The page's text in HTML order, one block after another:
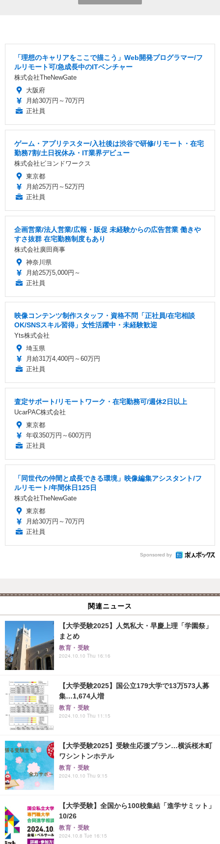
「理想のキャリアをここで描こう」Web開発プログラマー/フ
ルリモート可/急成長中のITベンチャー
株式会社TheNewGate
大阪府
月給30万円～70万円
正社員
ゲーム・アプリテスター/入社後は渋谷で研修/リモート・在宅
勤務7割/土日祝休み・IT業界デビュー
株式会社ビヨンドワークス
東京都
月給25万円～52万円
正社員
企画営業/法人営業/広報・販促 未経験からの広告営業 働きや
すさ抜群 在宅勤務制度もあり
株式会社廣田商事
神奈川県
月給25万5,000円～
正社員
映像コンテンツ制作スタッフ・資格不問「正社員/在宅相談
OK/SNSスキル習得」女性活躍中・未経験歓迎
Yts株式会社
埼玉県
月給31万4,400円～60万円
正社員
査定サポート/リモートワーク・在宅勤務可/週休2日以上
UcarPAC株式会社
東京都
年収350万円～600万円
正社員
「同世代の仲間と成長できる環境」映像編集アシスタント/フ
ルリモート/年間休日125日
株式会社TheNewGate
東京都
月給30万円～70万円
正社員
Sponsored by
関連ニュース
【大学受験2025】人気私大・早慶上理「学園祭」
まとめ
教育・受験
2024.10.10 Thu 16:16
【大学受験2025】国公立179大学で13万573人募
集…1,674人増
教育・受験
2024.10.10 Thu 11:15
【大学受験2025】受験生応援プラン…横浜桜木町
ワシントンホテル
教育・受験
2024.10.10 Thu 9:15
【大学受験】全国から100校集結「進学サミット」
10/26
教育・受験
2024.10.8 Tue 16:15